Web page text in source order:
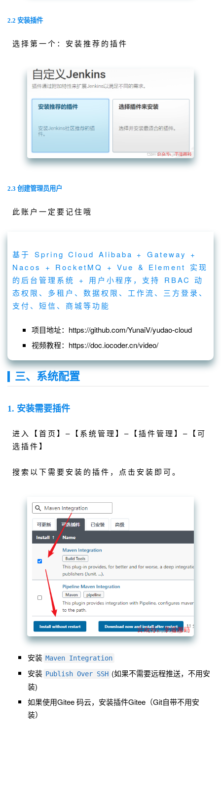
2.2 安装插件
选择第一个：安装推荐的插件
2.3 创建管理员用户
此账户一定要记住哦
基于 Spring Cloud Alibaba + Gateway +
Nacos + RocketMQ + Vue & Element 实现
的后台管理系统 + 用户小程序，支持 RBAC 动
态权限、多租户、数据权限、工作流、三方登录、
支付、短信、商城等功能
项目地址：https://github.com/YunaiV/yudao-cloud
视频教程：https://doc.iocoder.cn/video/
三、系统配置
1. 安装需要插件
进入【首页】–【系统管理】–【插件管理】–【可
选插件】
搜索以下需要安装的插件，点击安装即可。
安装 Maven Integration
安装 Publish Over SSH (如果不需要远程推送，不用安
装)
如果使用Gitee 码云，安装插件Gitee（Git自带不用安
装）